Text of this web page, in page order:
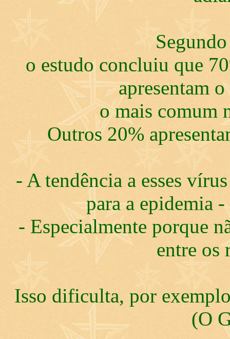
o estudo concluiu que
apresentam
o mais comum
Outros 20%
- A tendência a esses
para a epidemia
- Especialmente porque
entre os
Isso dificulta, por
(O